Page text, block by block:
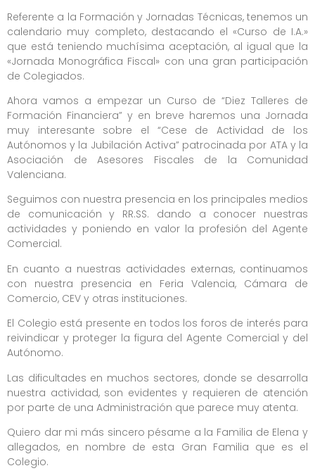
Referente a la Formación y Jornadas Técnicas, tenemos un
calendario muy completo, destacando el «Curso de I.A.»
que está teniendo muchísima aceptación, al igual que la
«Jornada Monográfica Fiscal» con una gran participación
de Colegiados.
Ahora vamos a empezar un Curso de “Diez Talleres de
Formación Financiera” y en breve haremos una Jornada
muy interesante sobre el “Cese de Actividad de los
Autónomos y la Jubilación Activa” patrocinada por ATA y la
Asociación de Asesores Fiscales de la Comunidad
Valenciana.
Seguimos con nuestra presencia en los principales medios
de comunicación y RR.SS. dando a conocer nuestras
actividades y poniendo en valor la profesión del Agente
Comercial.
En cuanto a nuestras actividades externas, continuamos
con nuestra presencia en Feria Valencia, Cámara de
Comercio, CEV y otras instituciones.
El Colegio está presente en todos los foros de interés para
reivindicar y proteger la figura del Agente Comercial y del
Autónomo.
Las dificultades en muchos sectores, donde se desarrolla
nuestra actividad, son evidentes y requieren de atención
por parte de una Administración que parece muy atenta.
Quiero dar mi más sincero pésame a la Familia de Elena y
allegados, en nombre de esta Gran Familia que es el
Colegio.